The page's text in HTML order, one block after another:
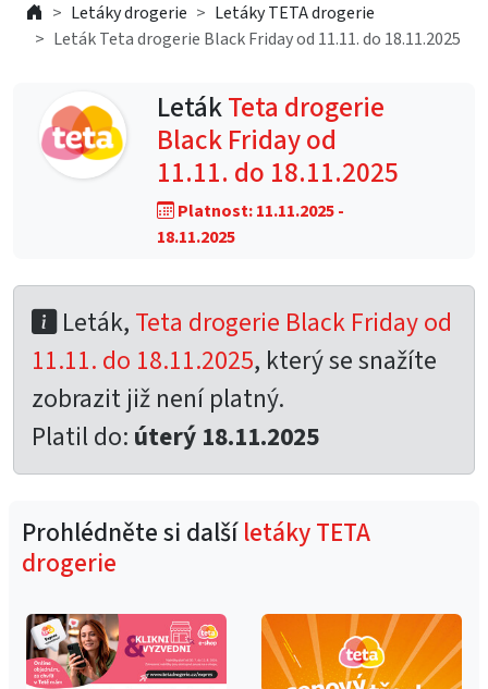
Letáky drogerie
Letáky TETA drogerie
Leták Teta drogerie Black Friday od 11.11. do 18.11.2025
LetákTeta drogerie
Black Friday od
11.11. do 18.11.2025
Platnost: 11.11.2025 -
18.11.2025
Leták, Teta drogerie Black Friday od
11.11. do 18.11.2025, který se snažíte
zobrazit již není platný.
Platil do: úterý 18.11.2025
Prohlédněte si dalšíletáky TETA
drogerie